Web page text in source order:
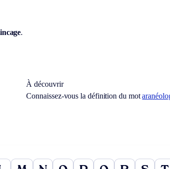
.
À découvrir
Connaissez-vous la définition du mot